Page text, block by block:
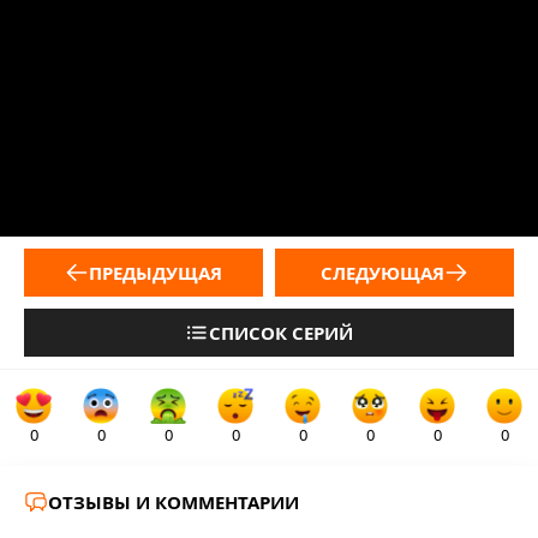
ПРЕДЫДУЩАЯ
СПИСОК СЕРИЙ
СЛЕДУЮЩАЯ
0 0 0 0 0 0 0 0
ОТЗЫВЫ И КОММЕНТАРИИ